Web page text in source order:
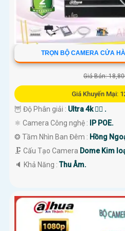
TRỌN BỘ CAMERA CỬA
Giá Bán:
Giá Khuyến Mại:
🦉 Độ Phân giải : Ultra 4k 👍🏾 .
⚛️ Camera Công nghệ :
IP POE.
❂ Tầm Nhìn Ban Đêm : Hồng
🗜️ Cấu Tạo Camera Dome Kim
️🔈 Khả Năng :Thu Âm.